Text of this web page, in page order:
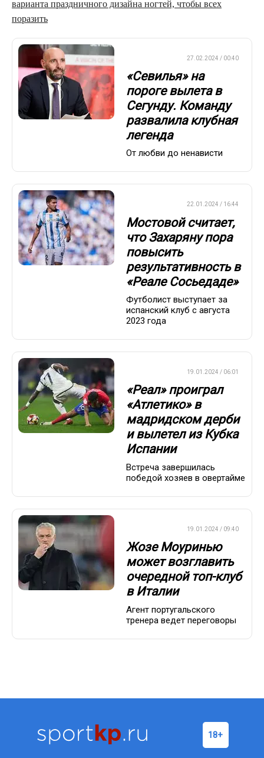
варианта праздничного дизайна ногтей, чтобы всех
поразить
27.02.2024 / 00:40
«Севилья» на
пороге вылета в
Сегунду. Команду
развалила клубная
легенда
От любви до ненависти
22.01.2024 / 16:44
Мостовой считает,
что Захаряну пора
повысить
результативность в
«Реале Сосьедаде»
Футболист выступает за
испанский клуб с августа
2023 года
19.01.2024 / 06:01
«Реал» проиграл
«Атлетико» в
мадридском дерби
и вылетел из Кубка
Испании
Встреча завершилась
победой хозяев в овертайме
19.01.2024 / 09:40
Жозе Моуринью
может возглавить
очередной топ-клуб
в Италии
Агент португальского
тренера ведет переговоры